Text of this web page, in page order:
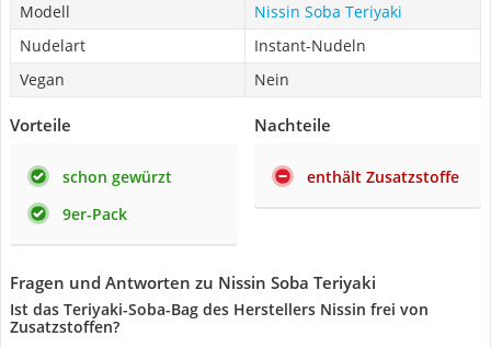
Modell
Nissin Soba Teriyaki
Nudelart
Instant-Nudeln
Vegan
Nein
Vorteile
schon gewürzt
9er-Pack
Nachteile
enthält Zusatzstoffe
Fragen und Antworten zu Nissin Soba Teriyaki
Ist das Teriyaki-Soba-Bag des Herstellers Nissin frei von
Zusatzstoffen?